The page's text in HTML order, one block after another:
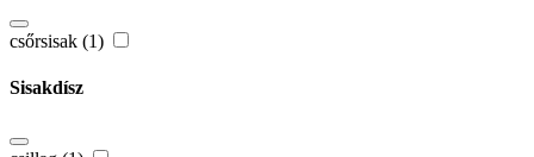
csőrsisak (1)
Sisakdísz